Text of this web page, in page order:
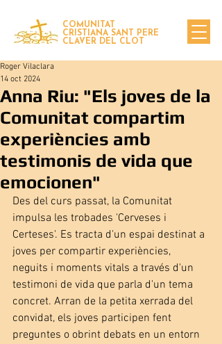
COMUNITAT
CRISTIANA SANT PERE
CLAVER DEL CLOT
Anna Riu: "Els joves de la
Comunitat compartim
experiències amb
testimonis de vida que
emocionen"
Roger Vilaclara
14 oct 2024
Des del curs passat, la Comunitat
impulsa les trobades 'Cerveses i
Certeses'. Es tracta d'un espai destinat a
joves per compartir experiències,
neguits i moments vitals a través d'un
testimoni de vida que parla d'un tema
concret. Arran de la petita xerrada del
convidat, els joves participen fent
preguntes o obrint debats en un entorn